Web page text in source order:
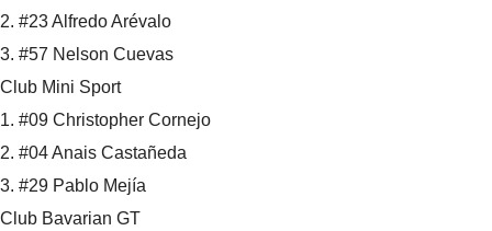
2. #23 Alfredo Arévalo
3. #57 Nelson Cuevas
Club Mini Sport
1. #09 Christopher Cornejo
2. #04 Anais Castañeda
3. #29 Pablo Mejía
Club Bavarian GT